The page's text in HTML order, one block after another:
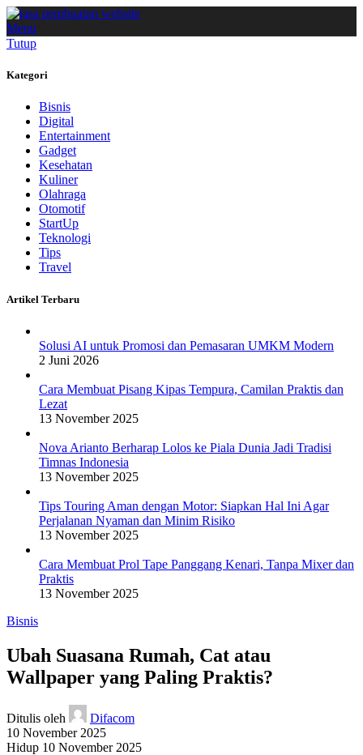
Menu
Tutup
Kategori
Bisnis
Digital
Entertainment
Gadget
Kesehatan
Kuliner
Olahraga
Otomotif
StartUp
Teknologi
Tips
Travel
Artikel Terbaru
Solusi AI untuk Promosi dan Pemasaran UMKM Modern
2 Juni 2026
Cara Membuat Pisang Kipas Tempura, Camilan Praktis dan
Lezat
13 November 2025
Nova Arianto Berharap Lolos ke Piala Dunia Jadi Tradisi
Timnas Indonesia
13 November 2025
Tips Touring Aman dengan Motor: Siapkan Hal Ini Agar
Perjalanan Nyaman dan Minim Risiko
13 November 2025
Cara Membuat Prol Tape Panggang Kenari, Tanpa Mixer dan
Praktis
13 November 2025
Bisnis
Ubah Suasana Rumah, Cat atau
Wallpaper yang Paling Praktis?
Ditulis oleh
Difacom
10 November 2025
Hidup 10 November 2025